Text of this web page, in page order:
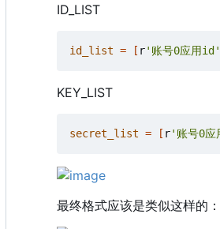
ID_LIST
id_list = [ r'账号0应用id'
KEY_LIST
secret_list = [ r'账号0应
最终格式应该是类似这样的：